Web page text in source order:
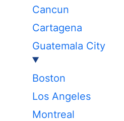
Cancun
Cartagena
Guatemala City
Boston
Los Angeles
Montreal